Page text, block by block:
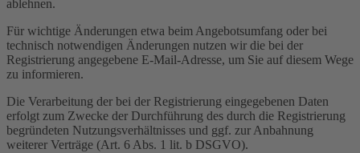
ablehnen.
Für wichtige Änderungen etwa beim Angebotsumfang oder bei
technisch notwendigen Änderungen nutzen wir die bei der
Registrierung angegebene E-Mail-Adresse, um Sie auf diesem Wege
zu informieren.
Die Verarbeitung der bei der Registrierung eingegebenen Daten
erfolgt zum Zwecke der Durchführung des durch die Registrierung
begründeten Nutzungsverhältnisses und ggf. zur Anbahnung
weiterer Verträge (Art. 6 Abs. 1 lit. b DSGVO).